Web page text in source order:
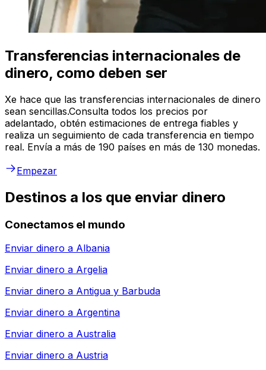
Transferencias internacionales de
dinero, como deben ser
Xe hace que las transferencias internacionales de dinero
sean sencillas.Consulta todos los precios por
adelantado, obtén estimaciones de entrega fiables y
realiza un seguimiento de cada transferencia en tiempo
real. Envía a más de 190 países en más de 130 monedas.
Empezar
Destinos a los que enviar dinero
Conectamos el mundo
Enviar dinero a Albania
Enviar dinero a Argelia
Enviar dinero a Antigua y Barbuda
Enviar dinero a Argentina
Enviar dinero a Australia
Enviar dinero a Austria